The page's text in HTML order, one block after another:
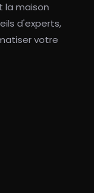
la maison
d'experts,
votre